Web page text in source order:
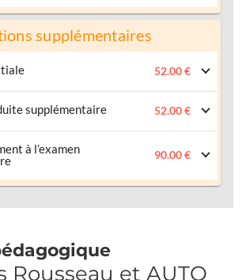
supplémentaires
52.00 €
supplémentaire 52.00 €
à l’examen
90.00 €
Rousseau et AUTO